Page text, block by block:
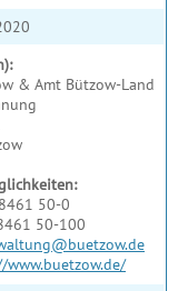
& Amt Bützow-Land
50-0
50-100
www.buetzow.de/